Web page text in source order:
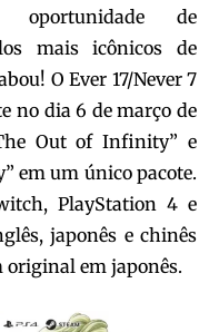
oportunidade de
mais icônicos de
O Ever 17/Never 7
no dia 6 de março de
Out of Infinity” e
em um único pacote.
PlayStation 4 e
japonês e chinês
em japonês.